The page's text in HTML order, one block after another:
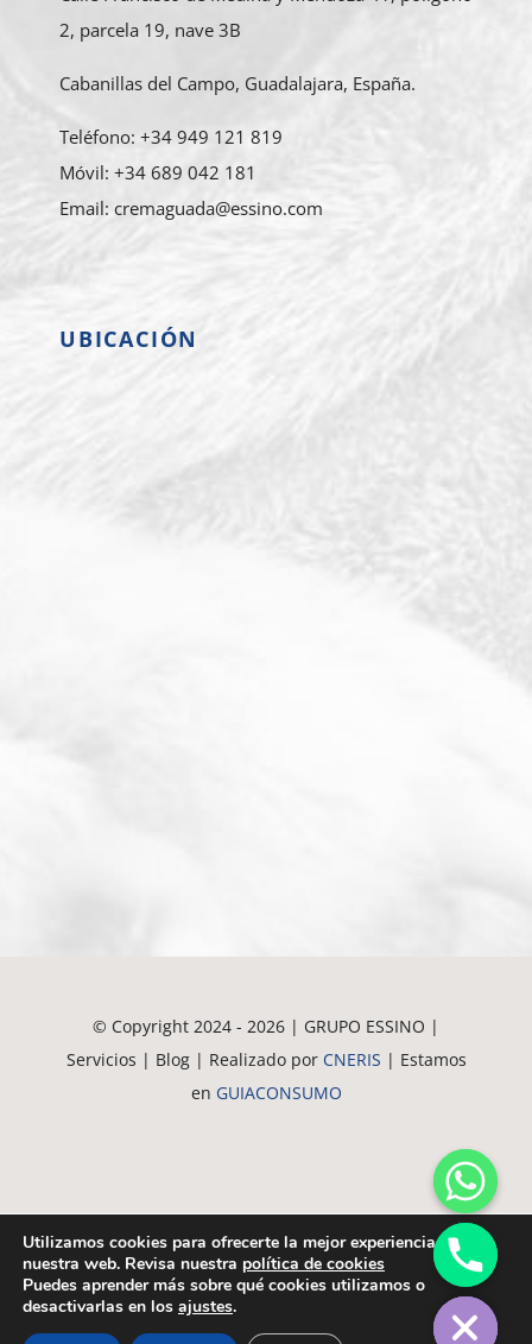
2, parcela 19, nave 3B
Cabanillas del Campo, Guadalajara, España.
Teléfono: +34 949 121 819
Móvil: +34 689 042 181
Email: cremaguada@essino.com
UBICACIÓN
© Copyright 2024 - 2026 | GRUPO ESSINO |
Servicios | Blog | Realizado por CNERIS | Estamos
en GUIACONSUMO
Crematorio de
Crematorio de Mascotas en
Crematorio de Mascotas en Meco Crematorio de
Mascotas en Torrejón
Utilizamos cookies para ofrecerte la mejor experiencia en
nuestra web. Revisa nuestra política de cookies
Puedes aprender más sobre qué cookies utilizamos o
desactivarlas en los ajustes.
Hide
chaty